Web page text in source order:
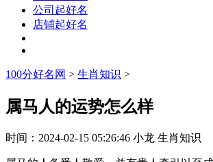
公司起好名
店铺起好名
100分好名网 > 生肖知识 >
属马人的运势怎么样
时间： 2024-02-15 05:26:46 小龙 生肖知识